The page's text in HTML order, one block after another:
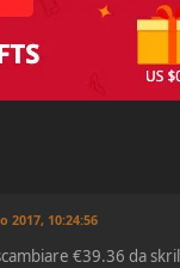
2017, 10:24:56
€39.36 da